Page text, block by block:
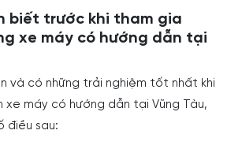
biết trước khi tham gia
xe máy có hướng dẫn tại
và có những trải nghiệm tốt nhất khi
xe máy có hướng dẫn tại Vũng Tàu,
điều sau: